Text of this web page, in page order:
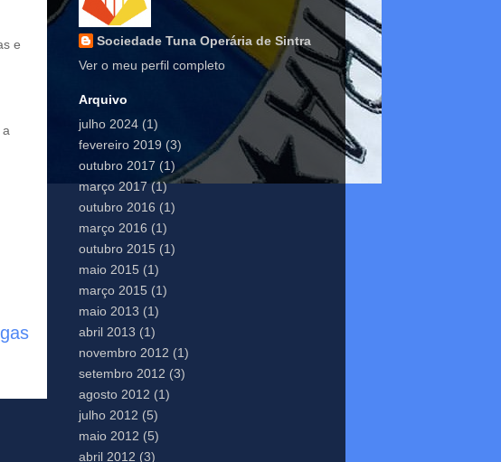
e
Sociedade Tuna Operária de Sintra
Ver o meu perfil completo
Arquivo
julho 2024 (1)
fevereiro 2019 (3)
outubro 2017 (1)
março 2017 (1)
outubro 2016 (1)
março 2016 (1)
outubro 2015 (1)
maio 2015 (1)
março 2015 (1)
maio 2013 (1)
abril 2013 (1)
novembro 2012 (1)
setembro 2012 (3)
agosto 2012 (1)
julho 2012 (5)
maio 2012 (5)
abril 2012 (3)